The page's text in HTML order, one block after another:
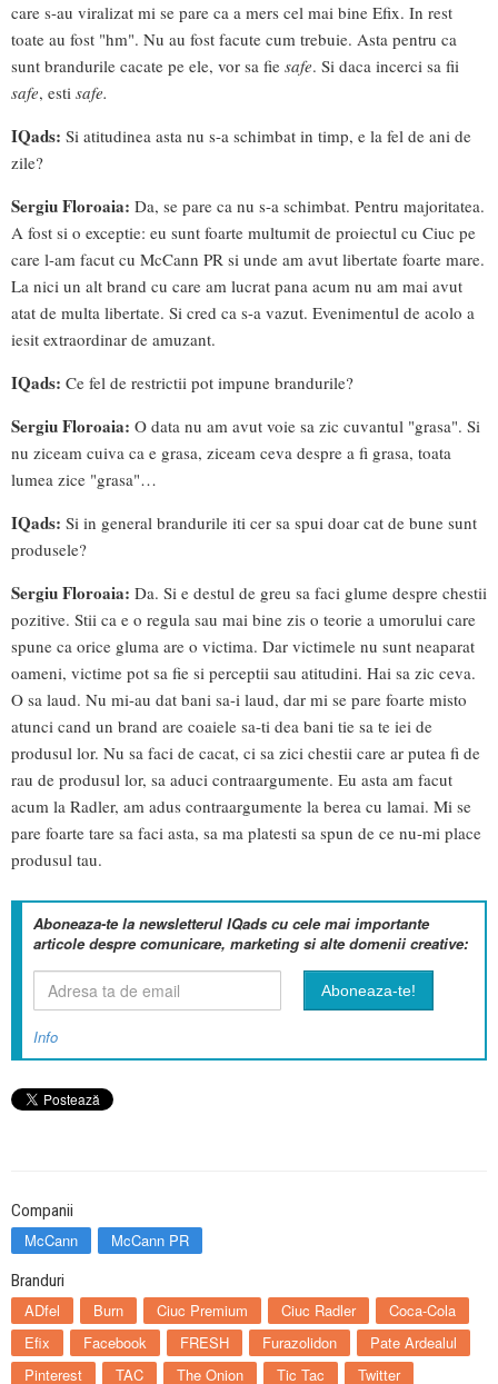
care s-au viralizat mi se pare ca a mers cel mai bine Efix. In rest
toate au fost "hm". Nu au fost facute cum trebuie. Asta pentru ca
sunt brandurile cacate pe ele, vor sa fie safe. Si daca incerci sa fii
safe, esti safe.
IQads: Si atitudinea asta nu s-a schimbat in timp, e la fel de ani de
zile?
Sergiu Floroaia: Da, se pare ca nu s-a schimbat. Pentru majoritatea.
A fost si o exceptie: eu sunt foarte multumit de proiectul cu Ciuc pe
care l-am facut cu McCann PR si unde am avut libertate foarte mare.
La nici un alt brand cu care am lucrat pana acum nu am mai avut
atat de multa libertate. Si cred ca s-a vazut. Evenimentul de acolo a
iesit extraordinar de amuzant.
IQads: Ce fel de restrictii pot impune brandurile?
Sergiu Floroaia: O data nu am avut voie sa zic cuvantul "grasa". Si
nu ziceam cuiva ca e grasa, ziceam ceva despre a fi grasa, toata
lumea zice "grasa"…
IQads: Si in general brandurile iti cer sa spui doar cat de bune sunt
produsele?
Sergiu Floroaia: Da. Si e destul de greu sa faci glume despre chestii
pozitive. Stii ca e o regula sau mai bine zis o teorie a umorului care
spune ca orice gluma are o victima. Dar victimele nu sunt neaparat
oameni, victime pot sa fie si perceptii sau atitudini. Hai sa zic ceva.
O sa laud. Nu mi-au dat bani sa-i laud, dar mi se pare foarte misto
atunci cand un brand are coaiele sa-ti dea bani tie sa te iei de
produsul lor. Nu sa faci de cacat, ci sa zici chestii care ar putea fi de
rau de produsul lor, sa aduci contraargumente. Eu asta am facut
acum la Radler, am adus contraargumente la berea cu lamai. Mi se
pare foarte tare sa faci asta, sa ma platesti sa spun de ce nu-mi place
produsul tau.
Aboneaza-te la newsletterul IQads cu cele mai importante
articole despre comunicare, marketing si alte domenii creative:
Info
Companii
McCann McCann PR
Branduri
ADfel Burn Ciuc Premium Ciuc Radler
Coca-Cola
Efix
Facebook FRESH Furazolidon
Pate Ardealul
Pinterest
TAC The Onion Tic Tac Twitter